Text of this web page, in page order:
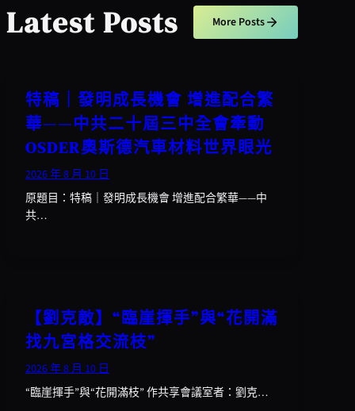
Latest Posts More Posts
特稿｜發明成長機會 增進配合繁
華——中共二十屆三中全會牽動
OSDER奧斯德汽車材料世界眼光
2026 年 8 月 10 日
原題目：特稿｜發明成長機會 增進配合繁華——中
共…
【劉克敵】“臨崖揮手”與“花開滿
找九宮格交流枝”
2026 年 8 月 10 日
“臨崖揮手”與“花開滿枝” 作共享會議室者：劉克…